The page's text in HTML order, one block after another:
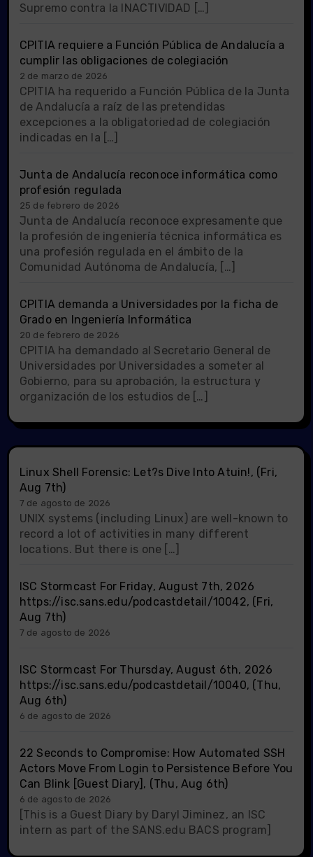
Supremo contra la INACTIVIDAD […]
CPITIA requiere a Función Pública de Andalucía a
cumplir las obligaciones de colegiación
2 de marzo de 2026
CPITIA ha requerido a Función Pública de la Junta
de Andalucía a raíz de las pretendidas
excepciones a la obligatoriedad de colegiación
indicadas en la […]
Junta de Andalucía reconoce informática como
profesión regulada
25 de febrero de 2026
Junta de Andalucía reconoce expresamente que
la profesión de ingeniería técnica informática es
una profesión regulada en el ámbito de la
Comunidad Autónoma de Andalucía, […]
CPITIA demanda a Universidades por la ficha de
Grado en Ingeniería Informática
20 de febrero de 2026
CPITIA ha demandado al Secretario General de
Universidades por Universidades a someter al
Gobierno, para su aprobación, la estructura y
organización de los estudios de […]
Linux Shell Forensic: Let?s Dive Into Atuin!, (Fri,
Aug 7th)
7 de agosto de 2026
UNIX systems (including Linux) are well-known to
record a lot of activities in many different
locations. But there is one […]
ISC Stormcast For Friday, August 7th, 2026
https://isc.sans.edu/podcastdetail/10042, (Fri,
Aug 7th)
7 de agosto de 2026
ISC Stormcast For Thursday, August 6th, 2026
https://isc.sans.edu/podcastdetail/10040, (Thu,
Aug 6th)
6 de agosto de 2026
22 Seconds to Compromise: How Automated SSH
Actors Move From Login to Persistence Before You
Can Blink [Guest Diary], (Thu, Aug 6th)
6 de agosto de 2026
[This is a Guest Diary by Daryl Jiminez, an ISC
intern as part of the SANS.edu BACS program]